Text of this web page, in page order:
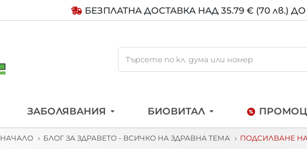
БЕЗПЛАТНА ДОСТАВКА НАД 35.79 € (70 лв.)
ЗАБОЛЯВАНИЯ БИОВИТАЛ
НАЧАЛО БЛОГ ЗА ЗДРАВЕТО - ВСИЧКО НА ЗДРАВНА ТЕМА ПОДСИЛВАНЕ